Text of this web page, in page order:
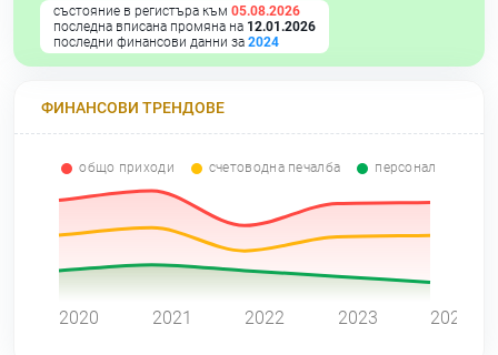
състояние в регистъра към 05.08.2026
последна вписана промяна на 12.01.2026
последни финансови данни за 2024
ФИНАНСОВИ ТРЕНДОВЕ
общо приходи счетоводна печалба персонал
2020 2021 2022 2023 2024